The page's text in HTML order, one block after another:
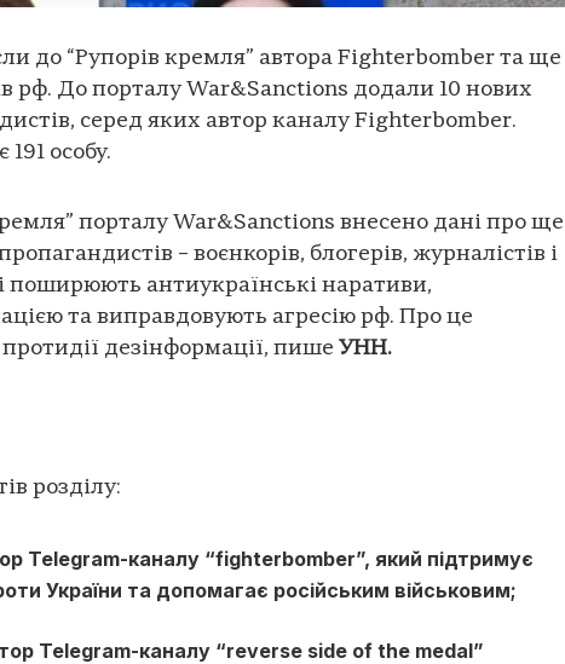
до “Рупорів кремля” автора Fighterbomber та ще
рф. До порталу War&Sanctions додали 10 нових
серед яких автор каналу Fighterbomber.
особу.
порталу War&Sanctions внесено дані про ще
– воєнкорів, блогерів, журналістів і
поширюють антиукраїнські наративи,
та виправдовують агресію рф. Про це
дезінформації, пише УНН.
розділу:
Telegram-каналу “fighterbomber”, який підтримує
України та допомагає російським військовим;
Telegram-каналу “reverse side of the medal”